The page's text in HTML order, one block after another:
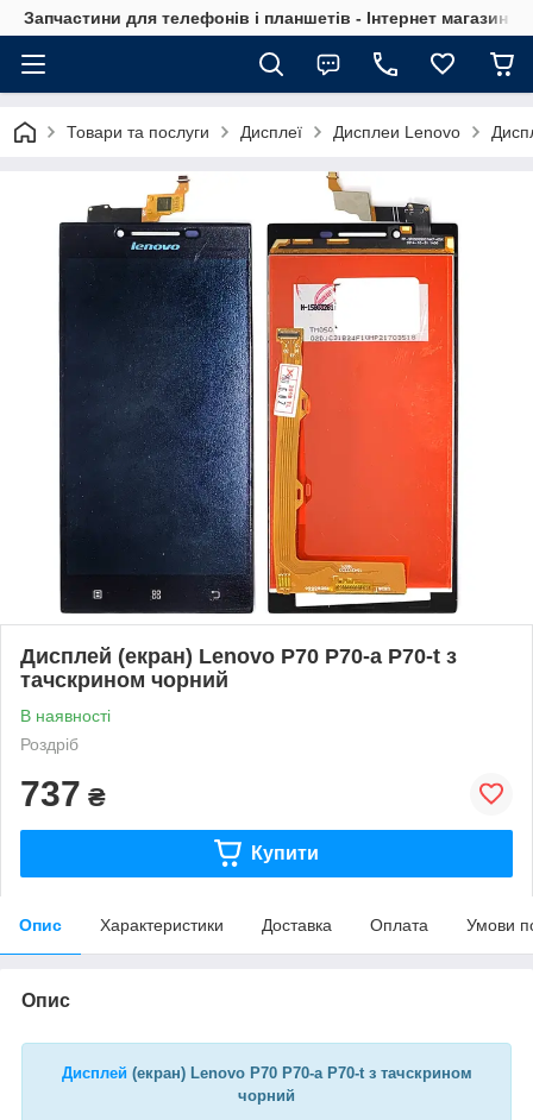
Запчастини для телефонів і планшетів - Інтернет магазин
Товари та послуги Дисплеї Дисплеи Lenovo
Дисплей (екран) Lenovo P70 P70-a P70-t з
тачскрином чорний
В наявності
Роздріб
737 ₴
Купити
Опис Характеристики Доставка Оплата Умови
Опис
Дисплей (екран) Lenovo P70 P70-a P70-t з тачскрином
чорний